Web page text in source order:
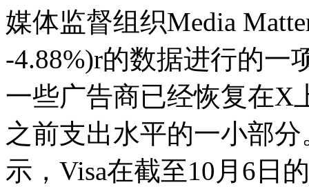
媒体监督组织Media
-4.88%)r的数据进行的一
一些广告商已经恢复在X
之前支出水平的一小部分
示，Visa在截至10月6日